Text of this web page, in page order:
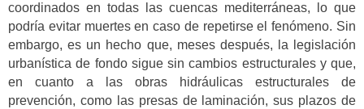
coordinados en todas las cuencas mediterráneas, lo que
podría evitar muertes en caso de repetirse el fenómeno. Sin
embargo, es un hecho que, meses después, la legislación
urbanística de fondo sigue sin cambios estructurales y que,
en cuanto a las obras hidráulicas estructurales de
prevención, como las presas de laminación, sus plazos de